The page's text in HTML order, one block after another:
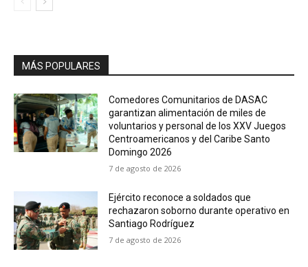
MÁS POPULARES
Comedores Comunitarios de DASAC
garantizan alimentación de miles de
voluntarios y personal de los XXV Juegos
Centroamericanos y del Caribe Santo
Domingo 2026
7 de agosto de 2026
Ejército reconoce a soldados que
rechazaron soborno durante operativo en
Santiago Rodríguez
7 de agosto de 2026